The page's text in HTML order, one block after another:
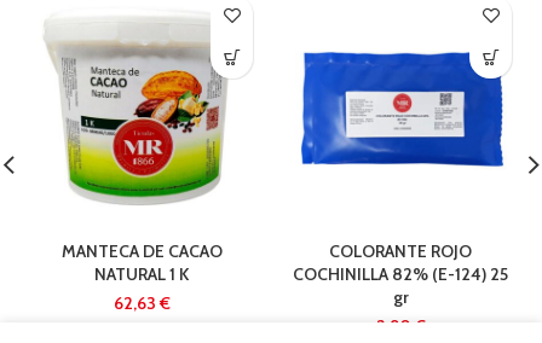
MANTECA DE CACAO
NATURAL 1 K
€
COLORANTE ROJO
COCHINILLA 82% (E-124) 25
gr
€